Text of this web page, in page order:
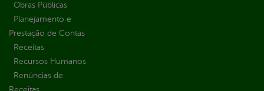
Obras Públicas
Planejamento e
Prestação de Contas
Receitas
Recursos Humanos
Renúncias de